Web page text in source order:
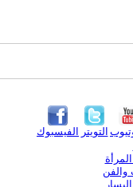
الفيسبوك التويتر
والفن